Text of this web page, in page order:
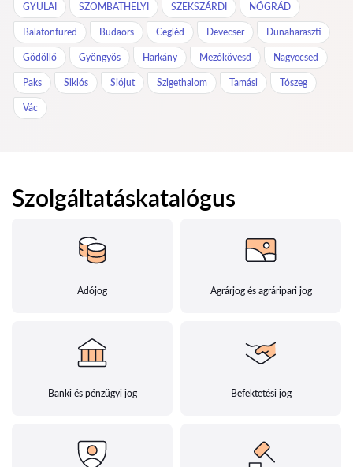
GYULAI SZOMBATHELYI SZEKSZÁRDI NÓGRÁD
Balatonfüred Budaörs Cegléd Devecser Dunaharaszti
Gödöllő Gyöngyös Harkány Mezőkövesd Nagyecsed
Paks Siklós Siójut Szigethalom Tamási Tószeg
Vác
Szolgáltatáskatalógus
Adójog Agrárjog és agráripari jog
Banki és pénzügyi jog Befektetési jog